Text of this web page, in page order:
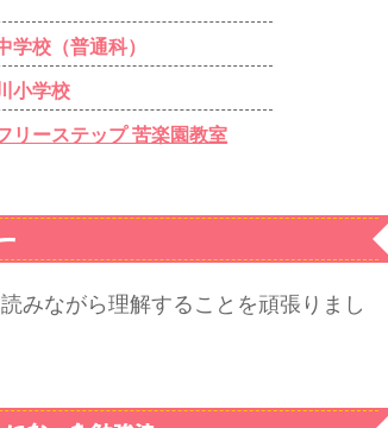
学校（普通科）
小学校
リーステップ 苦楽園教室
みながら理解することを頑張りまし